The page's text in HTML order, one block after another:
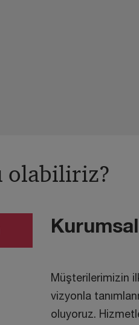
olabiliriz?
Müşterilerimizin
vizyonla
oluyoruz.